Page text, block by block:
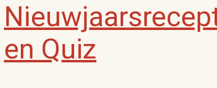
en Quiz